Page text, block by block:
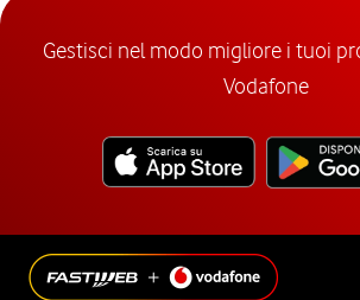
Gestisci nel modo migliore i tuoi
Vodafone